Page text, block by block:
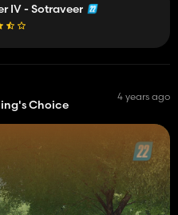
IV - Sotraveer
Choice
4 years ago